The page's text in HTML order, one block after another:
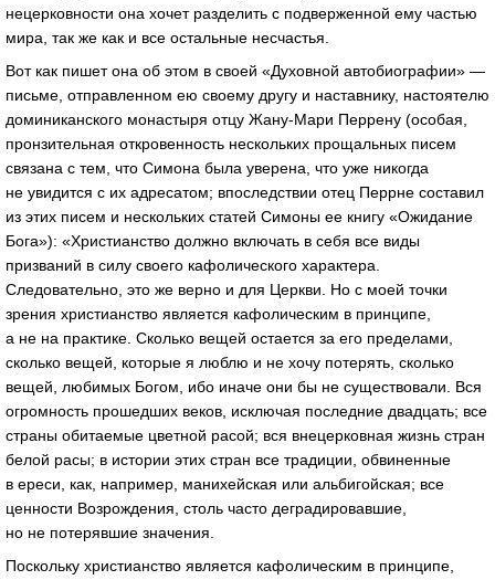
нецерковности она хочет разделить с подверженной ему частью
мира, так же как и все остальные несчастья.
Вот как пишет она об этом в своей «Духовной автобиографии» —
письме, отправленном ею своему другу и наставнику, настоятелю
доминиканского монастыря отцу Жану-Мари Перрену (особая,
пронзительная откровенность нескольких прощальных писем
связана с тем, что Симона была уверена, что уже никогда
не увидится с их адресатом; впоследствии отец Перрне составил
из этих писем и нескольких статей Симоны ее книгу «Ожидание
Бога»): «Христианство должно включать в себя все виды
призваний в силу своего кафолического характера.
Следовательно, это же верно и для Церкви. Но с моей точки
зрения христианство является кафолическим в принципе,
а не на практике. Сколько вещей остается за его пределами,
сколько вещей, которые я люблю и не хочу потерять, сколько
вещей, любимых Богом, ибо иначе они бы не существовали. Вся
огромность прошедших веков, исключая последние двадцать; все
страны обитаемые цветной расой; вся внецерковная жизнь стран
белой расы; в истории этих стран все традиции, обвиненные
в ереси, как, например, манихейская или альбигойская; все
ценности Возрождения, столь часто деградировавшие,
но не потерявшие значения.
Поскольку христианство является кафолическим в принципе,